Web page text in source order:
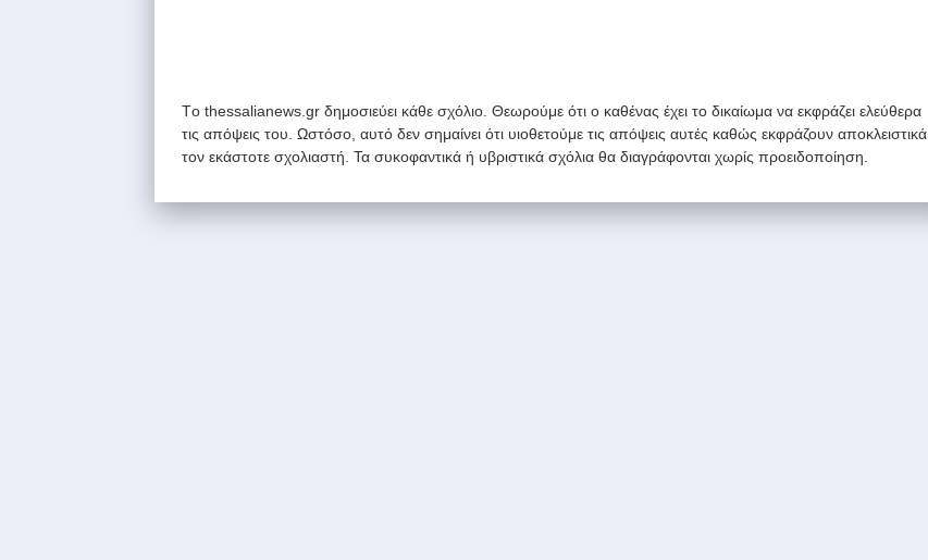
Tο thessalianews.gr δημοσιεύει κάθε σχόλιο. Θεωρούμε ότι ο καθένας έχει το δικαίωμα να εκφράζει ελεύθερα
τις απόψεις του. Ωστόσο, αυτό δεν σημαίνει ότι υιοθετούμε τις απόψεις αυτές καθώς εκφράζουν αποκλειστικά
τον εκάστοτε σχολιαστή. Τα συκοφαντικά ή υβριστικά σχόλια θα διαγράφονται χωρίς προειδοποίηση.